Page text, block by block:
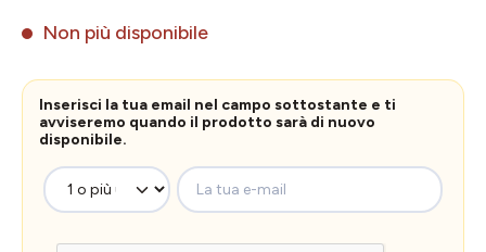
Non più disponibile
Inserisci la tua email nel campo sottostante e ti
avviseremo quando il prodotto sarà di nuovo
disponibile.
La tua e-mail